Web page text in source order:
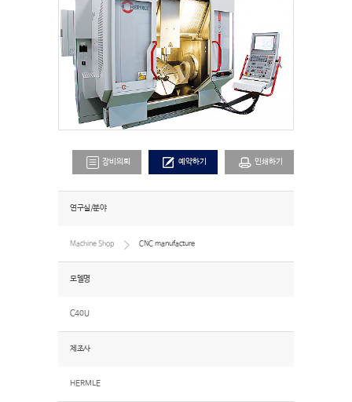
장비의뢰 예약하기 인쇄하기
연구실/분야
Machine Shop CNC manufacture
모델명
C40U
제조사
HERMLE